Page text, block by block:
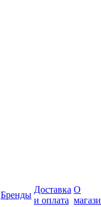
Бренды
Доставка
и оплата
О